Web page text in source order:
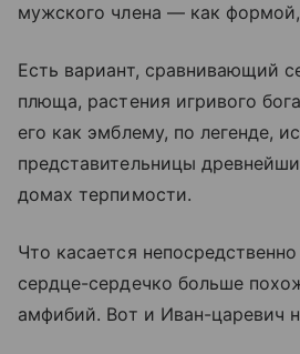
мужского члена — как
Есть вариант, сравнивающий
плюща, растения игривого
его как эмблему, по легенде,
представительницы
домах терпимости.
Что касается
сердце-сердечко больше
амфибий. Вот и Иван-царевич